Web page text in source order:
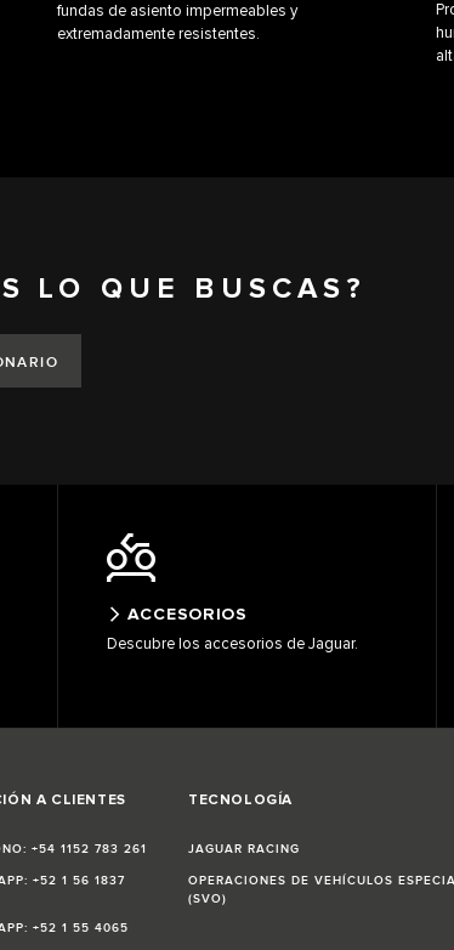
fundas de asiento impermeables y
extremadamente resistentes.
LO QUE BUSCAS?
ACCESORIOS
Descubre los accesorios de Jaguar.
A CLIENTES
+54 1152 783 261
+52 1 56 1837
+52 1 55 4065
TECNOLOGÍA
JAGUAR RACING
OPERACIONES DE VEHÍCULOS
(SVO)